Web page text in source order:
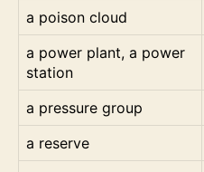
a poison cloud
a power plant, a power
station
a pressure group
a reserve